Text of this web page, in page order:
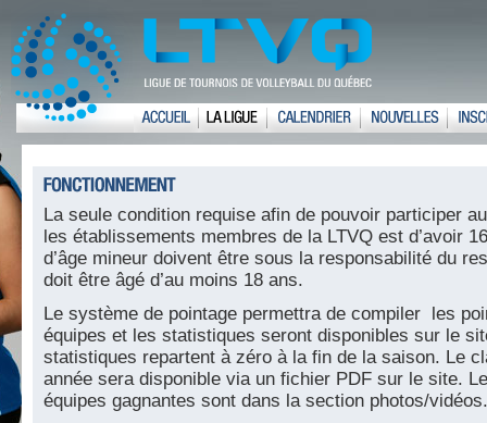
La seule condition requise afin de pouvoir participer
les établissements membres de la LTVQ est d’avoir
d’âge mineur doivent être sous la responsabilité du
doit être âgé d’au moins 18 ans.
Le système de pointage permettra de compiler les
équipes et les statistiques seront disponibles sur le
statistiques repartent à zéro à la fin de la saison. Le
année sera disponible via un fichier PDF sur le site.
équipes gagnantes sont dans la section photos/vidéos.